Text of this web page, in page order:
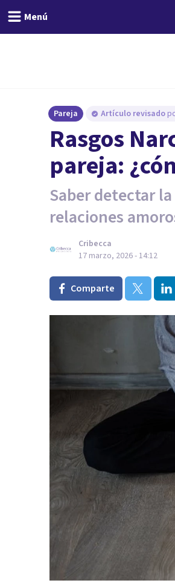
Menú
Pareja Artículo revisado
Rasgos
pareja:
Saber detectar
relaciones
Cribecca
17 marzo, 2026 - 14:12
Comparte